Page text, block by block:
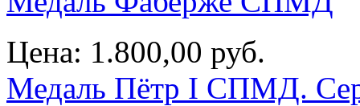
Цена: 1.800,00 руб.
Медаль Пётр I СПМД.